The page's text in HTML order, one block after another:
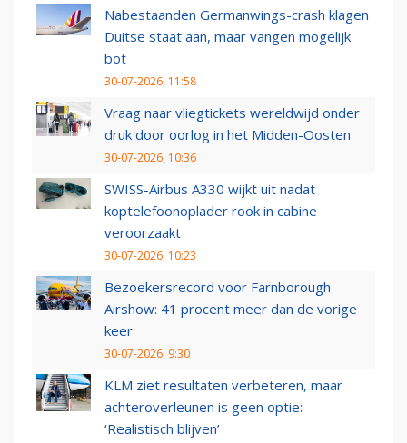
Nabestaanden Germanwings-crash klagen
Duitse staat aan, maar vangen mogelijk
bot
30-07-2026, 11:58
Vraag naar vliegtickets wereldwijd onder
druk door oorlog in het Midden-Oosten
30-07-2026, 10:36
SWISS-Airbus A330 wijkt uit nadat
koptelefoonoplader rook in cabine
veroorzaakt
30-07-2026, 10:23
Bezoekersrecord voor Farnborough
Airshow: 41 procent meer dan de vorige
keer
30-07-2026, 9:30
KLM ziet resultaten verbeteren, maar
achteroverleunen is geen optie:
‘Realistisch blijven’